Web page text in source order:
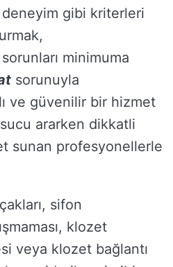
gibi kriterleri
minimuma
sorunuyla
ve güvenilir bir hizmet
ararken dikkatli
sunan profesyonellerle
sifon
klozet
veya klozet bağlantı